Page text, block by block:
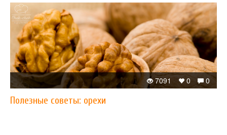
0
0
7091
Полезные советы: орехи